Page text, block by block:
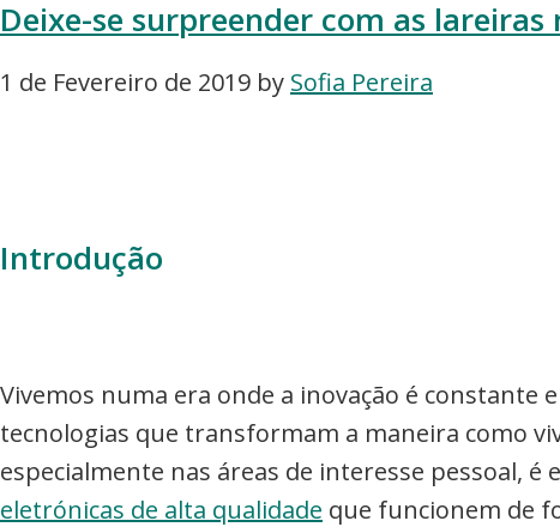
Compra
Venda
Deixe-se surpreender com as lareiras
1 de Fevereiro de 2019 by Sofia Pereira
Introdução
Vivemos numa era onde a inovação é constante
tecnologias que transformam a maneira como
especialmente nas áreas de interesse pessoal,
eletrónicas de alta qualidade que funcionem de